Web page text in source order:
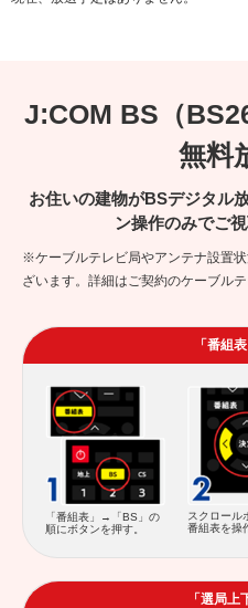
J:COM BS（
無料
お住いの建物がBSデジタル
ン操作のみでご
※ケーブルテレビ局やアンテナ設置
ざいます。詳細はご契約のケーブル
「番組
「番組表」→「BS」の
順にボタンを押す。
スクロール
番組表を操
「選局上